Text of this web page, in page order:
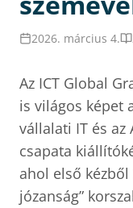
2026. március 4.
Az ICT Global
is világos képet
vállalati IT és az
csapata
ahol első
józanság”